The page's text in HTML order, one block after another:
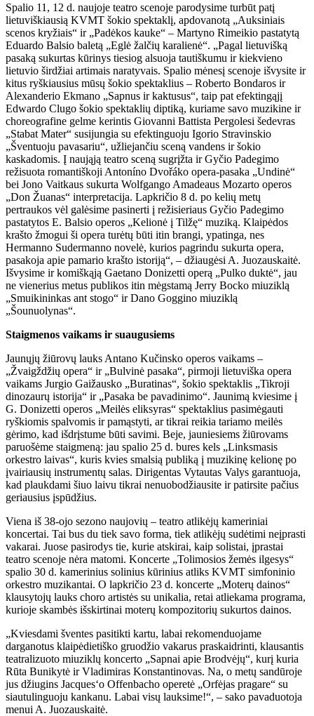
Spalio 11, 12 d. naujoje teatro scenoje parodysime turbūt patį
lietuviškiausią KVMT šokio spektaklį, apdovanotą „Auksiniais
scenos kryžiais“ ir „Padėkos kauke“ – Martyno Rimeikio pastatytą
Eduardo Balsio baletą „Eglė žalčių karalienė“. „Pagal lietuvišką
pasaką sukurtas kūrinys tiesiog alsuoja tautiškumu ir kiekvieno
lietuvio širdžiai artimais naratyvais. Spalio mėnesį scenoje išvysite ir
kitus ryškiausius mūsų šokio spektaklius – Roberto Bondaros ir
Alexanderio Ekmano „Sapnus ir kaktusus“, taip pat efektingąjį
Edwardo Clugo šokio spektaklių diptiką, kuriame savo muzikine ir
choreografine gelme kerintis Giovanni Battista Pergolesi šedevras
„Stabat Mater“ susijungia su efektinguoju Igorio Stravinskio
„Šventuoju pavasariu“, užliejančiu sceną vandens ir šokio
kaskadomis. Į naująją teatro sceną sugrįžta ir Gyčio Padegimo
režisuota romantiškoji Antoníno Dvořáko opera-pasaka „Undinė“
bei Jono Vaitkaus sukurta Wolfgango Amadeaus Mozarto operos
„Don Žuanas“ interpretacija. Lapkričio 8 d. po kelių metų
pertraukos vėl galėsime pasinerti į režisieriaus Gyčio Padegimo
pastatytos E. Balsio operos „Kelionė į Tilžę“ muziką. Klaipėdos
krašto žmogui ši opera turėtų būti itin brangi, ypatinga, nes
Hermanno Sudermanno novelė, kurios pagrindu sukurta opera,
pasakoja apie pamario krašto istoriją“, – džiaugėsi A. Juozauskaitė.
Išvysime ir komiškąją Gaetano Donizetti operą „Pulko duktė“, jau
ne vienerius metus publikos itin mėgstamą Jerry Bocko miuziklą
„Smuikininkas ant stogo“ ir Dano Goggino miuziklą
„Šounuolynas“.
Staigmenos vaikams ir suaugusiems
Jaunųjų žiūrovų lauks Antano Kučinsko operos vaikams –
„Žvaigždžių opera“ ir „Bulvinė pasaka“, pirmoji lietuviška opera
vaikams Jurgio Gaižausko „Buratinas“, šokio spektaklis „Tikroji
dinozaurų istorija“ ir „Pasaka be pavadinimo“. Jaunimą kviesime į
G. Donizetti operos „Meilės eliksyras“ spektaklius pasimėgauti
ryškiomis spalvomis ir pamąstyti, ar tikrai reikia tariamo meilės
gėrimo, kad išdrįstume būti savimi. Beje, jauniesiems žiūrovams
paruošėme staigmeną: jau spalio 25 d. bures kels „Linksmasis
orkestro laivas“, kuris kvies smalsią publiką į muzikinę kelionę po
įvairiausių instrumentų salas. Dirigentas Vytautas Valys garantuoja,
kad plaukdami šiuo laivu tikrai nenuobodžiausite ir patirsite pačius
geriausius įspūdžius.
Viena iš 38-ojo sezono naujovių – teatro atlikėjų kameriniai
koncertai. Tai bus du tiek savo forma, tiek atlikėjų sudėtimi neįprasti
vakarai. Juose pasirodys tie, kurie atskirai, kaip solistai, įprastai
teatro scenoje nėra matomi. Koncerte „Tolimosios žemės ilgesys“
spalio 30 d. kamerinius solinius kūrinius atliks KVMT simfoninio
orkestro muzikantai. O lapkričio 23 d. koncerte „Moterų dainos“
klausytojų lauks choro artistės su unikalia, retai atliekama programa,
kurioje skambės išskirtinai moterų kompozitorių sukurtos dainos.
„Kviesdami šventes pasitikti kartu, labai rekomenduojame
darganotus klaipėdietiško gruodžio vakarus praskaidrinti, klausantis
teatralizuoto miuziklų koncerto „Sapnai apie Brodvėjų“, kurį kuria
Rūta Bunikytė ir Vladimiras Konstantinovas. Na, o metų sandūroje
jus džiugins Jacques‘o Offenbacho operetė „Orfėjas pragare“ su
siautulinguoju kankanu. Labai visų lauksime!“, – sako pavaduotoja
menui A. Juozauskaitė.